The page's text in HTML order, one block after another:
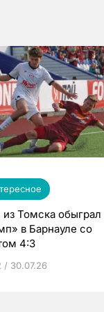
Томска обыграл
в Барнауле со
4:3
/ 30.07.26